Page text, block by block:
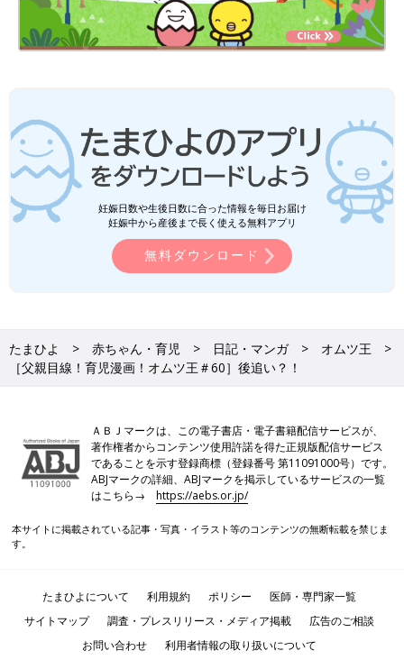
妊娠日数や生後日数に合った情報を毎日お届け
妊娠中から産後まで長く使える無料アプリ
無料ダウンロード
たまひよ 赤ちゃん・育児 日記・マンガ
オムツ王
［父親目線！育児漫画！オムツ王＃60］後追い？！
ＡＢＪマークは、この電子書店・電子書籍配信サービスが、
著作権者からコンテンツ使用許諾を得た正規版配信サービス
であることを示す登録商標（登録番号 第11091000号）です。
ABJマークの詳細、ABJマークを掲示しているサービスの一覧
はこちら→https://aebs.or.jp/
本サイトに掲載されている記事・写真・イラスト等のコンテンツの無断転載を禁じま
す。
たまひよについて 利用規約 ポリシー
医師・専門家一覧
サイトマップ
調査・プレスリリース・メディア掲載
広告のご相談
お問い合わせ
利用者情報の取り扱いについて